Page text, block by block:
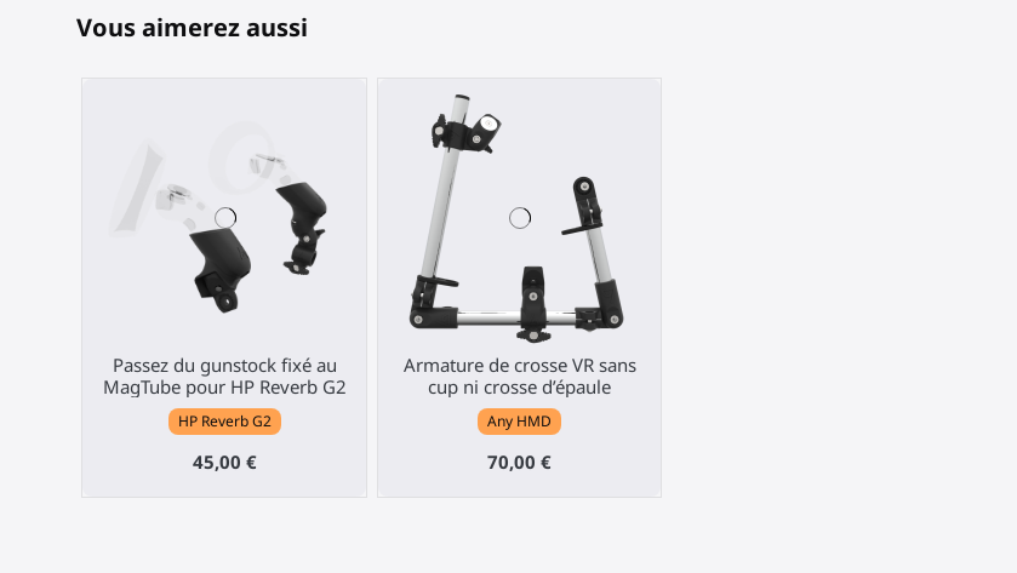
Vous aimerez aussi
Passez du gunstock fixé au
MagTube pour HP Reverb G2
HP Reverb G2
45,00 €
Armature de crosse VR sans
cup ni crosse d’épaule
Any HMD
70,00 €